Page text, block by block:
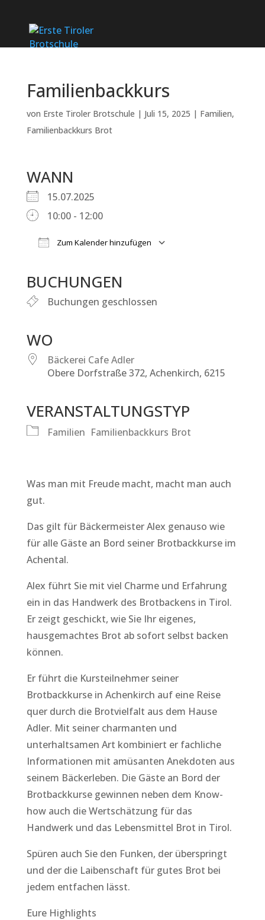
Familienbackkurs
von Erste Tiroler Brotschule | Juli 15, 2025 | Familien,
Familienbackkurs Brot
WANN
15.07.2025
10:00 - 12:00
Zum Kalender hinzufügen
BUCHUNGEN
Buchungen geschlossen
WO
Bäckerei Cafe Adler
Obere Dorfstraße 372, Achenkirch, 6215
VERANSTALTUNGSTYP
Familien Familienbackkurs Brot
Was man mit Freude macht, macht man auch
gut.
Das gilt für Bäckermeister Alex genauso wie
für alle Gäste an Bord seiner Brotbackkurse im
Achental.
Alex führt Sie mit viel Charme und Erfahrung
ein in das Handwerk des Brotbackens in Tirol.
Er zeigt geschickt, wie Sie Ihr eigenes,
hausgemachtes Brot ab sofort selbst backen
können.
Er führt die Kursteilnehmer seiner
Brotbackkurse in Achenkirch auf eine Reise
quer durch die Brotvielfalt aus dem Hause
Adler. Mit seiner charmanten und
unterhaltsamen Art kombiniert er fachliche
Informationen mit amüsanten Anekdoten aus
seinem Bäckerleben. Die Gäste an Bord der
Brotbackkurse gewinnen neben dem Know-
how auch die Wertschätzung für das
Handwerk und das Lebensmittel Brot in Tirol.
Spüren auch Sie den Funken, der überspringt
und der die Laibenschaft für gutes Brot bei
jedem entfachen lässt.
Eure Highlights